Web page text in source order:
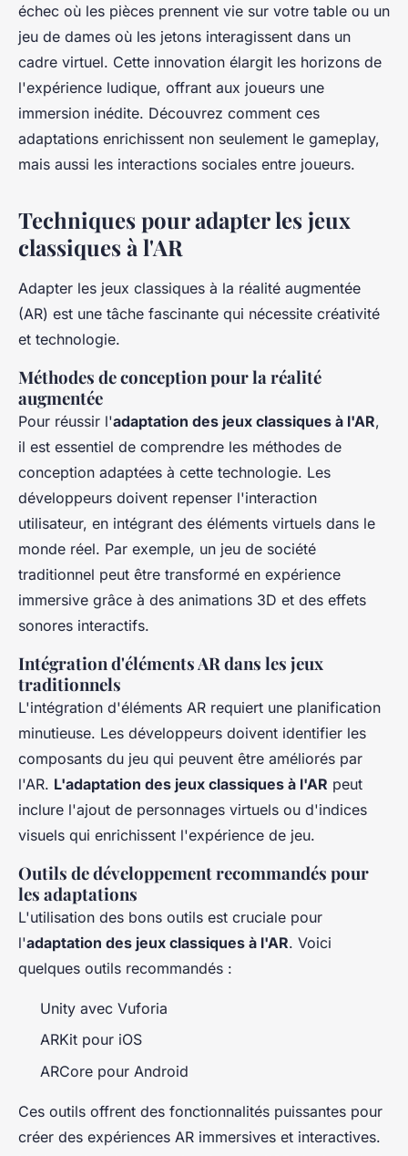
échec où les pièces prennent vie sur votre table ou un
jeu de dames où les jetons interagissent dans un
cadre virtuel. Cette innovation élargit les horizons de
l'expérience ludique, offrant aux joueurs une
immersion inédite. Découvrez comment ces
adaptations enrichissent non seulement le gameplay,
mais aussi les interactions sociales entre joueurs.
Techniques pour adapter les jeux
classiques à l'AR
Adapter les jeux classiques à la réalité augmentée
(AR) est une tâche fascinante qui nécessite créativité
et technologie.
Méthodes de conception pour la réalité
augmentée
Pour réussir l'adaptation des jeux classiques à l'AR,
il est essentiel de comprendre les méthodes de
conception adaptées à cette technologie. Les
développeurs doivent repenser l'interaction
utilisateur, en intégrant des éléments virtuels dans le
monde réel. Par exemple, un jeu de société
traditionnel peut être transformé en expérience
immersive grâce à des animations 3D et des effets
sonores interactifs.
Intégration d'éléments AR dans les jeux
traditionnels
L'intégration d'éléments AR requiert une planification
minutieuse. Les développeurs doivent identifier les
composants du jeu qui peuvent être améliorés par
l'AR. L'adaptation des jeux classiques à l'AR peut
inclure l'ajout de personnages virtuels ou d'indices
visuels qui enrichissent l'expérience de jeu.
Outils de développement recommandés pour
les adaptations
L'utilisation des bons outils est cruciale pour
l'adaptation des jeux classiques à l'AR. Voici
quelques outils recommandés :
Unity avec Vuforia
ARKit pour iOS
ARCore pour Android
Ces outils offrent des fonctionnalités puissantes pour
créer des expériences AR immersives et interactives.